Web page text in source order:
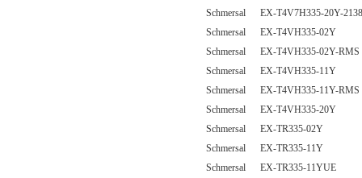
Schmersal EX-T4V7H335-20Y-2138
Schmersal EX-T4VH335-02Y
Schmersal EX-T4VH335-02Y-RMS
Schmersal EX-T4VH335-11Y
Schmersal EX-T4VH335-11Y-RMS
Schmersal EX-T4VH335-20Y
Schmersal EX-TR335-02Y
Schmersal EX-TR335-11Y
Schmersal EX-TR335-11YUE